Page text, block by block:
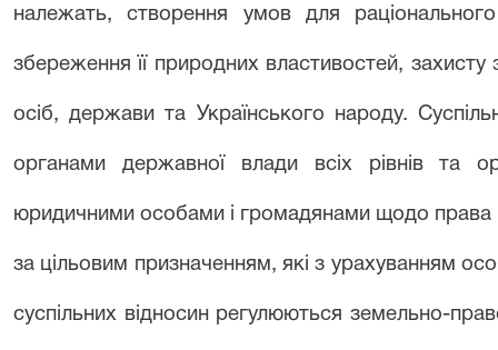
належать, створення умов для
збереження її природних властивостей,
осіб, держави та Українського народу.
органами державної влади всіх рівнів та
юридичними особами і громадянами щодо права
за цільовим призначенням, які з урахуванням
суспільних відносин регулюються земельно-